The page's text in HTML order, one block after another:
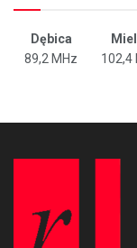
Dębica
89,2 MHz
102,4